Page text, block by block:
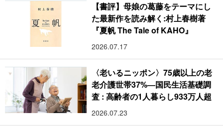
【書評】母娘の葛藤をテーマにし
た最新作を読み解く:村上春樹著
『夏帆 The Tale of KAHO』
2026.07.17
〈老いるニッポン〉75歳以上の老
老介護世帯37%―国民生活基礎調
査 : 高齢者の1人暮らし933万人超
2026.07.23